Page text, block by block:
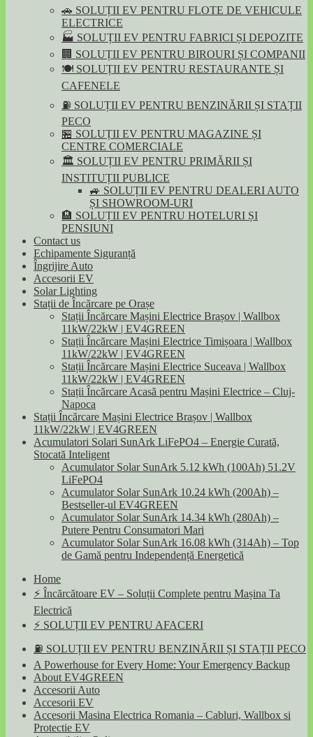
🚗 SOLUȚII EV PENTRU FLOTE DE VEHICULE
ELECTRICE
🏭 SOLUȚII EV PENTRU FABRICI ȘI DEPOZITE
🏢 SOLUȚII EV PENTRU BIROURI ȘI COMPANII
🍽️ SOLUȚII EV PENTRU RESTAURANTE ȘI
CAFENELE
⛽ SOLUȚII EV PENTRU BENZINĂRII ȘI STAȚII
PECO
🏪 SOLUȚII EV PENTRU MAGAZINE ȘI
CENTRE COMERCIALE
🏛️ SOLUȚII EV PENTRU PRIMĂRII ȘI
INSTITUȚII PUBLICE
🚙 SOLUȚII EV PENTRU DEALERI AUTO
ȘI SHOWROOM-URI
🏨 SOLUȚII EV PENTRU HOTELURI ȘI
PENSIUNI
Contact us
Echipamente Siguranță
Îngrijire Auto
Accesorii EV
Solar Lighting
Stații de Încărcare pe Orașe
Stații Încărcare Mașini Electrice Brașov | Wallbox
11kW/22kW | EV4GREEN
Stații Încărcare Mașini Electrice Timișoara | Wallbox
11kW/22kW | EV4GREEN
Stații Încărcare Mașini Electrice Suceava | Wallbox
11kW/22kW | EV4GREEN
Stații Încărcare Acasă pentru Mașini Electrice – Cluj-
Napoca
Stații Încărcare Mașini Electrice Brașov | Wallbox
11kW/22kW | EV4GREEN
Acumulatori Solari SunArk LiFePO4 – Energie Curată,
Stocată Inteligent
Acumulator Solar SunArk 5.12 kWh (100Ah) 51.2V
LiFePO4
Acumulator Solar SunArk 10.24 kWh (200Ah) –
Bestseller-ul EV4GREEN
Acumulator Solar SunArk 14.34 kWh (280Ah) –
Putere Pentru Consumatori Mari
Acumulator Solar SunArk 16.08 kWh (314Ah) – Top
de Gamă pentru Independență Energetică
Home
⚡ Încărcătoare EV – Soluții Complete pentru Mașina Ta
Electrică
⚡ SOLUȚII EV PENTRU AFACERI
⛽ SOLUȚII EV PENTRU BENZINĂRII ȘI STAȚII PECO
A Powerhouse for Every Home: Your Emergency Backup
About EV4GREEN
Accesorii Auto
Accesorii EV
Accesorii Masina Electrica Romania – Cabluri, Wallbox si
Protectie EV